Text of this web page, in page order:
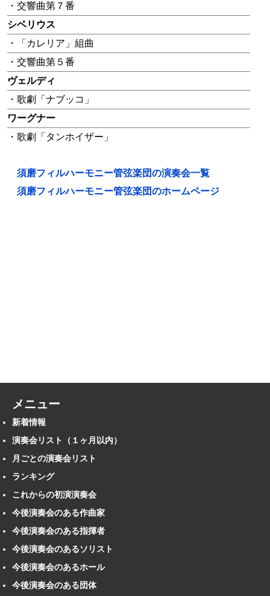
・交響曲第７番
シベリウス
・「カレリア」組曲
・交響曲第５番
ヴェルディ
・歌劇「ナブッコ」
ワーグナー
・歌劇「タンホイザー」
須磨フィルハーモニー管弦楽団の演奏会一覧
須磨フィルハーモニー管弦楽団のホームページ
メニュー
新着情報
演奏会リスト（１ヶ月以内）
月ごとの演奏会リスト
ランキング
これからの初演演奏会
今後演奏会のある作曲家
今後演奏会のある指揮者
今後演奏会のあるソリスト
今後演奏会のあるホール
今後演奏会のある団体